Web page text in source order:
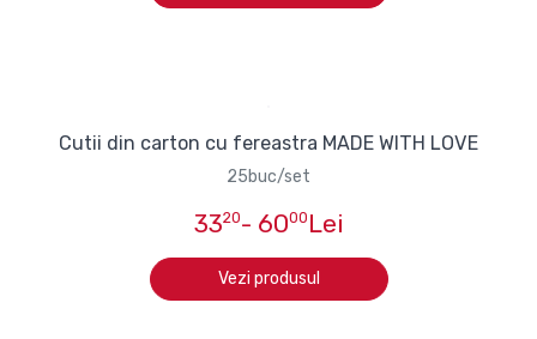
Cutii din carton cu fereastra MADE WITH LOVE
25buc/set
3320- 6000 Lei
Vezi produsul